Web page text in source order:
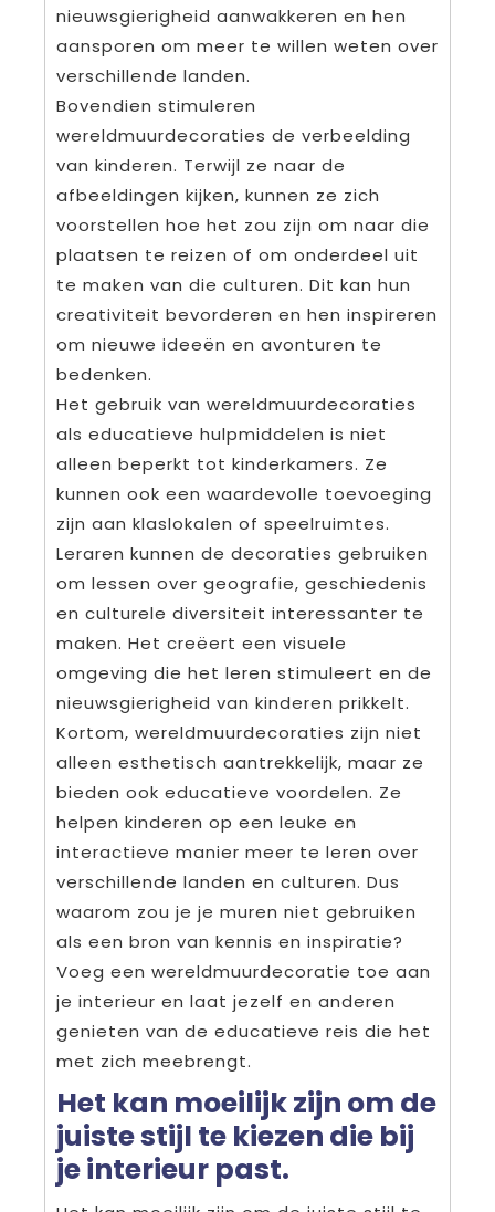
nieuwsgierigheid aanwakkeren en hen
aansporen om meer te willen weten over
verschillende landen.
Bovendien stimuleren
wereldmuurdecoraties de verbeelding
van kinderen. Terwijl ze naar de
afbeeldingen kijken, kunnen ze zich
voorstellen hoe het zou zijn om naar die
plaatsen te reizen of om onderdeel uit
te maken van die culturen. Dit kan hun
creativiteit bevorderen en hen inspireren
om nieuwe ideeën en avonturen te
bedenken.
Het gebruik van wereldmuurdecoraties
als educatieve hulpmiddelen is niet
alleen beperkt tot kinderkamers. Ze
kunnen ook een waardevolle toevoeging
zijn aan klaslokalen of speelruimtes.
Leraren kunnen de decoraties gebruiken
om lessen over geografie, geschiedenis
en culturele diversiteit interessanter te
maken. Het creëert een visuele
omgeving die het leren stimuleert en de
nieuwsgierigheid van kinderen prikkelt.
Kortom, wereldmuurdecoraties zijn niet
alleen esthetisch aantrekkelijk, maar ze
bieden ook educatieve voordelen. Ze
helpen kinderen op een leuke en
interactieve manier meer te leren over
verschillende landen en culturen. Dus
waarom zou je je muren niet gebruiken
als een bron van kennis en inspiratie?
Voeg een wereldmuurdecoratie toe aan
je interieur en laat jezelf en anderen
genieten van de educatieve reis die het
met zich meebrengt.
Het kan moeilijk zijn om de
juiste stijl te kiezen die bij
je interieur past.